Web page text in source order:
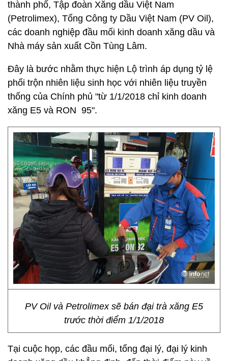
thành phố, Tập đoàn Xăng dầu Việt Nam
(Petrolimex), Tổng Công ty Dầu Việt Nam (PV Oil),
các doanh nghiệp đầu mối kinh doanh xăng dầu và
Nhà máy sản xuất Cồn Tùng Lâm.
Đây là bước nhằm thực hiện Lộ trình áp dụng tỷ lệ
phối trộn nhiên liệu sinh học với nhiên liệu truyền
thống của Chính phủ "từ 1/1/2018 chỉ kinh doanh
xăng E5 và RON 95".
PV Oil và Petrolimex sẽ bán đại trà xăng E5
trước thời điểm 1/1/2018
Tại cuộc họp, các đầu mối, tổng đại lý, đại lý kinh